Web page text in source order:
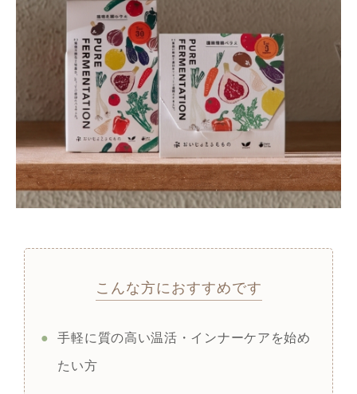
コラム・スタッフのおすすめ
ご利用ガイド等
アカウント情報
ようこそ ゲスト 様
meeting_room ログイン person 会員登録
こんな方におすすめです
● 手軽に質の高い温活・インナーケアを始め
たい方